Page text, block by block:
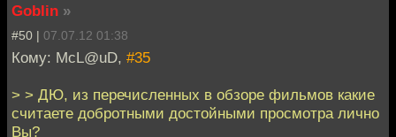
Goblin »
#50 | 07.07.12 01:38
Кому: McL@uD, #35
> > ДЮ, из перечисленных в обзоре фильмов какие
считаете добротными достойными просмотра лично
Вы?